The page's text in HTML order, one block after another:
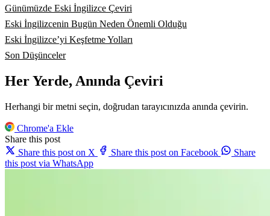
Günümüzde Eski İngilizce Çeviri
Eski İngilizcenin Bugün Neden Önemli Olduğu
Eski İngilizce’yi Keşfetme Yolları
Son Düşünceler
Her Yerde, Anında Çeviri
Herhangi bir metni seçin, doğrudan tarayıcınızda anında çevirin.
Chrome'a Ekle
Share this post
Share this post on X
Share this post on Facebook
Share
this post via WhatsApp